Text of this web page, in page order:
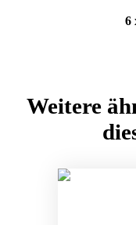
6
Weitere